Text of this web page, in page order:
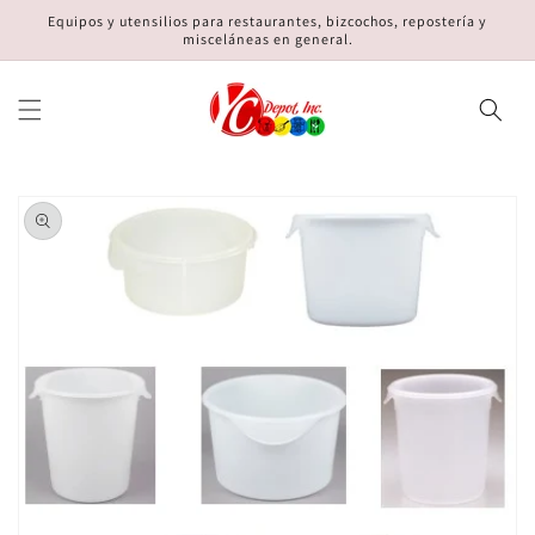
directamente
Equipos y utensilios para restaurantes, bizcochos, repostería y
misceláneas en general.
a la
información
del producto